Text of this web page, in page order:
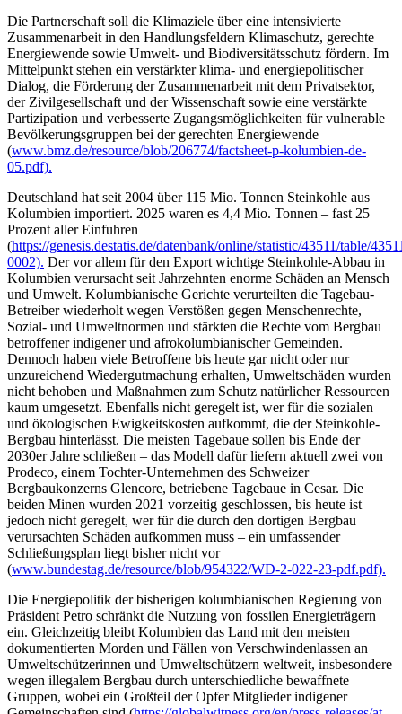
Die Partnerschaft soll die Klimaziele über eine intensivierte
Zusammenarbeit in den Handlungsfeldern Klimaschutz, gerechte
Energiewende sowie Umwelt- und Biodiversitätsschutz fördern. Im
Mittelpunkt stehen ein verstärkter klima- und energiepolitischer
Dialog, die Förderung der Zusammenarbeit mit dem Privatsektor,
der Zivilgesellschaft und der Wissenschaft sowie eine verstärkte
Partizipation und verbesserte Zugangsmöglichkeiten für vulnerable
Bevölkerungsgruppen bei der gerechten Energiewende
(www.bmz.de/resource/blob/206774/factsheet-p-kolumbien-de-
05.pdf).
Deutschland hat seit 2004 über 115 Mio. Tonnen Steinkohle aus
Kolumbien importiert. 2025 waren es 4,4 Mio. Tonnen – fast 25
Prozent aller Einfuhren
(https://genesis.destatis.de/datenbank/online/statistic/43511/table/
0002). Der vor allem für den Export wichtige Steinkohle-Abbau in
Kolumbien verursacht seit Jahrzehnten enorme Schäden an Mensch
und Umwelt. Kolumbianische Gerichte verurteilten die Tagebau-
Betreiber wiederholt wegen Verstößen gegen Menschenrechte,
Sozial- und Umweltnormen und stärkten die Rechte vom Bergbau
betroffener indigener und afrokolumbianischer Gemeinden.
Dennoch haben viele Betroffene bis heute gar nicht oder nur
unzureichend Wiedergutmachung erhalten, Umweltschäden wurden
nicht behoben und Maßnahmen zum Schutz natürlicher Ressourcen
kaum umgesetzt. Ebenfalls nicht geregelt ist, wer für die sozialen
und ökologischen Ewigkeitskosten aufkommt, die der Steinkohle-
Bergbau hinterlässt. Die meisten Tagebaue sollen bis Ende der
2030er Jahre schließen – das Modell dafür liefern aktuell zwei von
Prodeco, einem Tochter-Unternehmen des Schweizer
Bergbaukonzerns Glencore, betriebene Tagebaue in Cesar. Die
beiden Minen wurden 2021 vorzeitig geschlossen, bis heute ist
jedoch nicht geregelt, wer für die durch den dortigen Bergbau
verursachten Schäden aufkommen muss – ein umfassender
Schließungsplan liegt bisher nicht vor
(www.bundestag.de/resource/blob/954322/WD-2-022-23-pdf.pdf).
Die Energiepolitik der bisherigen kolumbianischen Regierung von
Präsident Petro schränkt die Nutzung von fossilen Energieträgern
ein. Gleichzeitig bleibt Kolumbien das Land mit den meisten
dokumentierten Morden und Fällen von Verschwindenlassen an
Umweltschützerinnen und Umweltschützern weltweit, insbesondere
wegen illegalem Bergbau durch unterschiedliche bewaffnete
Gruppen, wobei ein Großteil der Opfer Mitglieder indigener